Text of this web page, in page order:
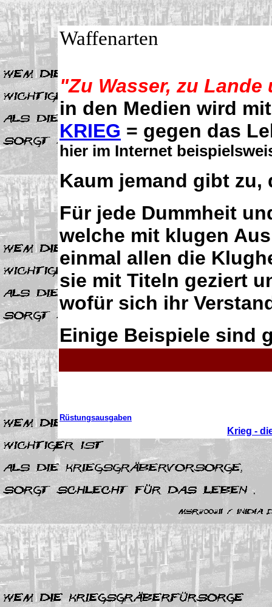
Waffenarten
"Zu Wasser, zu
in den Medien wird
KRIEG = gegen das
hier im Internet
Kaum jemand gibt zu,
Für jede Dummheit
welche mit klugen
einmal allen die
sie mit Titeln geziert
wofür sich ihr
Einige Beispiele sind
Rüstungsausgaben
Krieg -